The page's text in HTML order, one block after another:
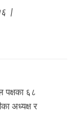
|
पक्षका ६८
अध्यक्ष र